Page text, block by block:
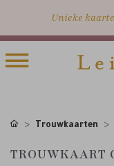
Unieke
Trouwkaarten
TROUWKAART